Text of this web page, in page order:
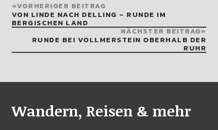
VORHERIGER BEITRAG
VON LINDE NACH DELLING – RUNDE IM
BERGISCHEN LAND
NÄCHSTER BEITRAG
RUNDE BEI VOLLMERSTEIN OBERHALB DER
RUHR
Wandern, Reisen & mehr